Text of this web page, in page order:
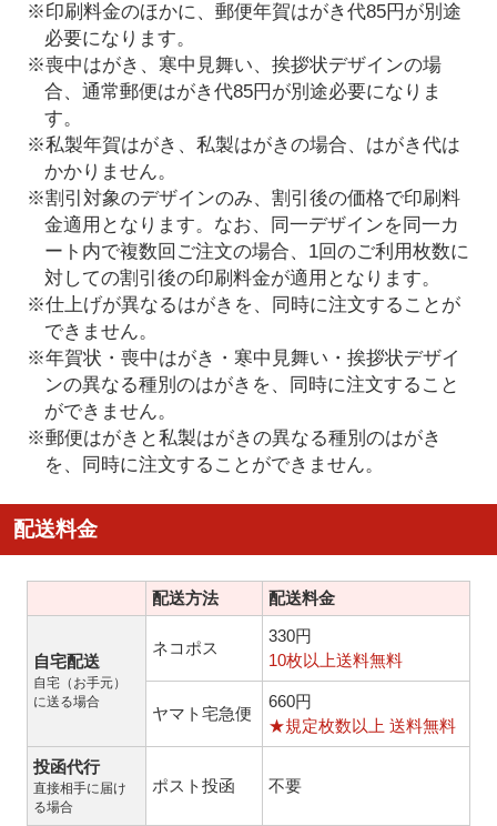
※印刷料金のほかに、郵便年賀はがき代85円が別途
必要になります。
※喪中はがき、寒中見舞い、挨拶状デザインの場
合、通常郵便はがき代85円が別途必要になりま
す。
※私製年賀はがき、私製はがきの場合、はがき代は
かかりません。
※割引対象のデザインのみ、割引後の価格で印刷料
金適用となります。なお、同一デザインを同一カ
ート内で複数回ご注文の場合、1回のご利用枚数に
対しての割引後の印刷料金が適用となります。
※仕上げが異なるはがきを、同時に注文することが
できません。
※年賀状・喪中はがき・寒中見舞い・挨拶状デザイ
ンの異なる種別のはがきを、同時に注文すること
ができません。
※郵便はがきと私製はがきの異なる種別のはがき
を、同時に注文することができません。
配送料金
配送方法 配送料金
自宅配送
自宅（お手元）
に送る場合
ネコポス
330円
10枚以上送料無料
ヤマト宅急便
660円
★規定枚数以上 送料無料
投函代行
直接相手に届け
る場合
ポスト投函 不要